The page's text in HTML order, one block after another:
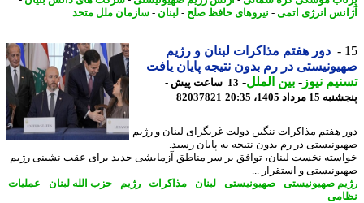
انرژی اتمی -نیروهای حافظ صلح -لبنان-سازمان ملل متحد
دور هفتم مذاکرات لبنان و رژیم
در رم بدون نتیجه پایان یافت
نیوز-بین الملل-
13 ساعت پیش -
1405، 20:35
82037821
هفتم مذاکرات ننگین دولت غربگرای لبنان و رژیم
در رم بدون نتیجه به پایان رسید. -
نخست لبنان، توافق بر سر مناطق آزمایشی جدید برای عقب نشینی رژیم
و استقرار ...
صهیونیستی-صهیونیستی-لبنان-مذاکرات- رژیم- حزب الله لبنان-عملیات